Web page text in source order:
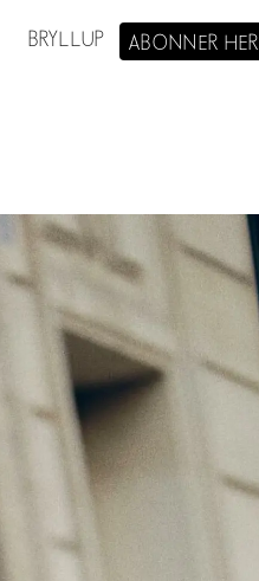
BRYLLUP ABONNER HER